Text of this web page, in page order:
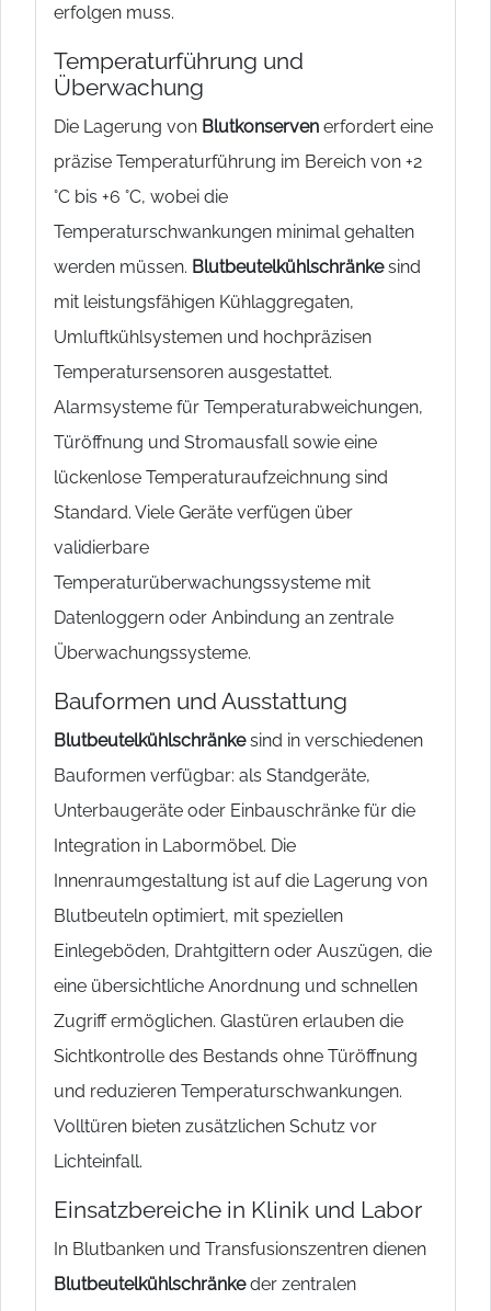
erfolgen muss.
Temperaturführung und
Überwachung
Die Lagerung von Blutkonserven erfordert eine
präzise Temperaturführung im Bereich von +2
°C bis +6 °C, wobei die
Temperaturschwankungen minimal gehalten
werden müssen. Blutbeutelkühlschränkesind
mit leistungsfähigen Kühlaggregaten,
Umluftkühlsystemen und hochpräzisen
Temperatursensoren ausgestattet.
Alarmsysteme für Temperaturabweichungen,
Türöffnung und Stromausfall sowie eine
lückenlose Temperaturaufzeichnung sind
Standard. Viele Geräte verfügen über
validierbare
Temperaturüberwachungssysteme mit
Datenloggern oder Anbindung an zentrale
Überwachungssysteme.
Bauformen und Ausstattung
Blutbeutelkühlschränkesind in verschiedenen
Bauformen verfügbar: als Standgeräte,
Unterbaugeräte oder Einbauschränke für die
Integration in Labormöbel. Die
Innenraumgestaltung ist auf die Lagerung von
Blutbeuteln optimiert, mit speziellen
Einlegeböden, Drahtgittern oder Auszügen, die
eine übersichtliche Anordnung und schnellen
Zugriff ermöglichen. Glastüren erlauben die
Sichtkontrolle des Bestands ohne Türöffnung
und reduzieren Temperaturschwankungen.
Volltüren bieten zusätzlichen Schutz vor
Lichteinfall.
Einsatzbereiche in Klinik und Labor
In Blutbanken und Transfusionszentren dienen
Blutbeutelkühlschränkeder zentralen